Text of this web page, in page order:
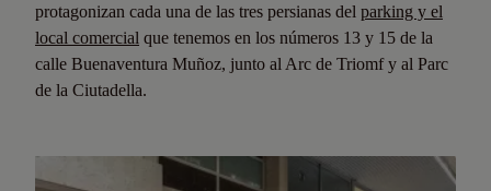
protagonizan cada una de las tres persianas del parking y el
local comercial que tenemos en los números 13 y 15 de la
calle Buenaventura Muñoz, junto al Arc de Triomf y al Parc
de la Ciutadella.